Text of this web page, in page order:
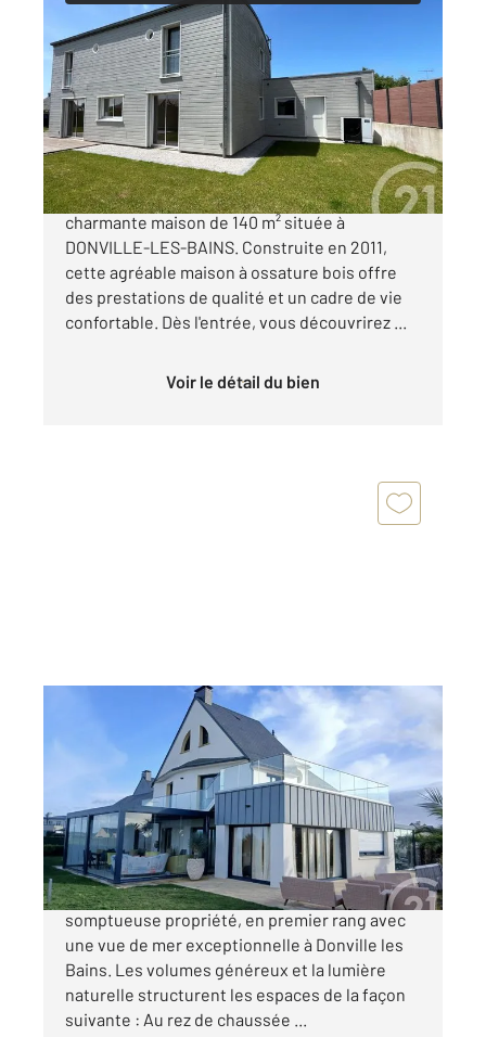
DONVILLE LES BAINS 50
134,89 m2, 5 pièces
Ref : 45371
Maison à vendre
399 000 €
CENTURY 21 Royer Immo vous propose cette
charmante maison de 140 m² située à
DONVILLE-LES-BAINS. Construite en 2011,
cette agréable maison à ossature bois offre
des prestations de qualité et un cadre de vie
confortable. Dès l'entrée, vous découvrirez ...
Voir le détail du bien
DONVILLE LES BAINS 50
, 9 pièces
Ref : 45243
Maison à vendre
1 470 000 €
CENTURY 21 ROYER IMMO vous propose cette
somptueuse propriété, en premier rang avec
une vue de mer exceptionnelle à Donville les
Bains. Les volumes généreux et la lumière
naturelle structurent les espaces de la façon
suivante : Au rez de chaussée ...